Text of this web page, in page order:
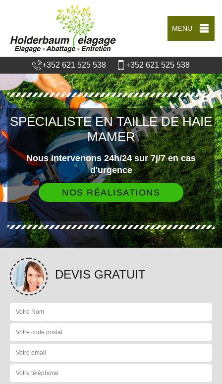
MENU
+352 621 525 538 +352 621 525 538
SPÉCIALISTE EN TAILLE DE HAIE
MAMER
Nous intervenons 24h/24 sur 7j/7 en cas
d'urgence
NOS RÉALISATIONS
DEVIS GRATUIT